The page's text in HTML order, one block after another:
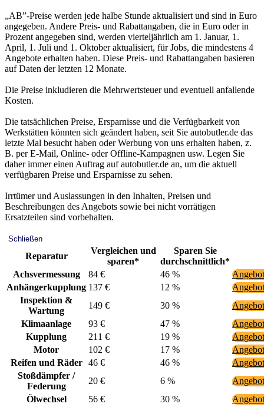
„AB”-Preise werden jede halbe Stunde aktualisiert und sind in Euro
angegeben. Andere Preis- und Rabattangaben, die in Euro oder in
Prozent angegeben sind, werden vierteljährlich am 1. Januar, 1.
April, 1. Juli und 1. Oktober aktualisiert, für Jobs, die mindestens 4
Angebote erhalten haben. Diese Preis- und Rabattangaben basieren
auf Daten der letzten 12 Monate.
Die Preise inkludieren die Mehrwertsteuer und eventuell anfallende
Kosten.
Die tatsächlichen Preise, Ersparnisse und die Verfügbarkeit von
Werkstätten könnten sich geändert haben, seit Sie autobutler.de das
letzte Mal besucht haben oder Werbung von uns erhalten haben, z.
B. per E-Mail, Online- oder Offline-Kampagnen usw. Legen Sie
daher immer einen Auftrag auf autobutler.de an, um die aktuell
verfügbaren Preise und Ersparnisse zu sehen.
Irrtümer und Auslassungen in den Inhalten, Preisen und
Beschreibungen des Angebots sowie bei nicht vorrätigen
Ersatzteilen sind vorbehalten.
Schließen
Reparatur
Vergleichen und
sparen*
Sparen Sie
durchschnittlich*
Achsvermessung
84 € 46 %
Anhängerkupplung 137 € 12 %
Inspektion &
Wartung
149 € 30 %
Klimaanlage
93 € 47 %
Kupplung
211 € 19 %
Motor
102 € 17 %
Reifen und Räder
46 € 46 %
Stoßdämpfer /
Federung
20 € 6 %
Ölwechsel
56 € 30 %